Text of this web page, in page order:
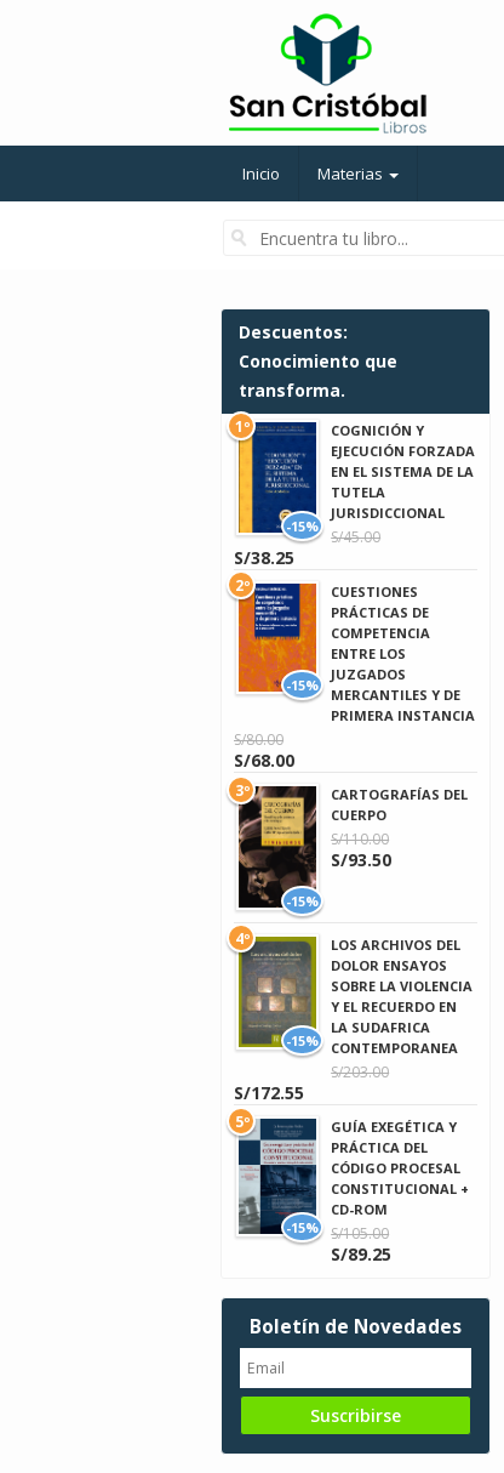
Inicio Materias
Descuentos:
Conocimiento que
transforma.
-15%
COGNICIÓN Y
EJECUCIÓN FORZADA
EN EL SISTEMA DE LA
TUTELA
JURISDICCIONAL
S/45.00
S/38.25
1º
-15%
CUESTIONES
PRÁCTICAS DE
COMPETENCIA
ENTRE LOS
JUZGADOS
MERCANTILES Y DE
PRIMERA INSTANCIA
S/80.00
S/68.00
2º
-15%
CARTOGRAFÍAS DEL
CUERPO
S/110.00
S/93.50
3º
-15%
LOS ARCHIVOS DEL
DOLOR ENSAYOS
SOBRE LA VIOLENCIA
Y EL RECUERDO EN
LA SUDAFRICA
CONTEMPORANEA
S/203.00
S/172.55
4º
-15%
GUÍA EXEGÉTICA Y
PRÁCTICA DEL
CÓDIGO PROCESAL
CONSTITUCIONAL +
CD-ROM
S/105.00
S/89.25
5º
Boletín de Novedades